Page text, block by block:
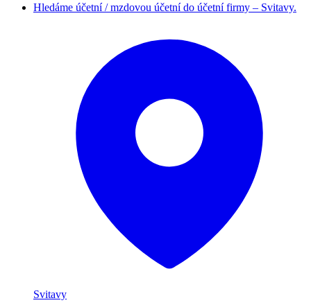
Hledáme účetní / mzdovou účetní do účetní firmy – Svitavy.
Svitavy